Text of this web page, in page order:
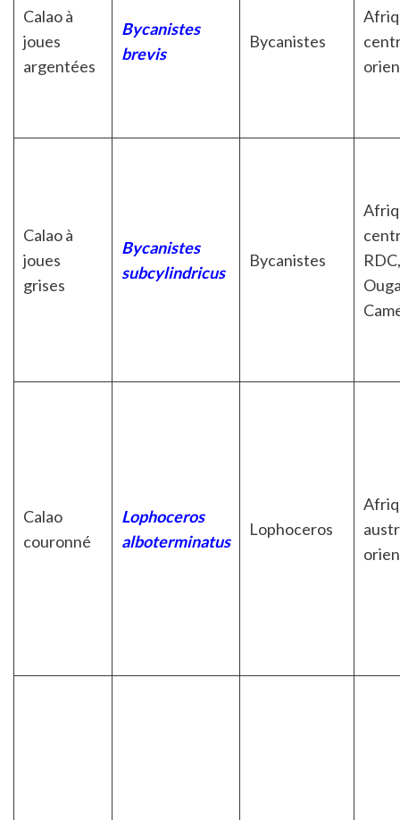
Calao à
joues
argentées
Bycanistes
brevis
Bycanistes
Calao à
joues
grises
Bycanistes
subcylindricus
Bycanistes
RDC,
Calao
couronné
Lophoceros
alboterminatus
Lophoceros